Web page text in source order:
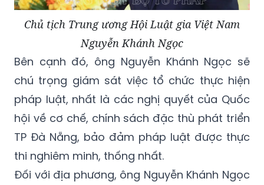
Chủ tịch Trung ương Hội Luật gia Việt Nam
Nguyễn Khánh Ngọc
Bên cạnh đó, ông Nguyễn Khánh Ngọc sẽ
chú trọng giám sát việc tổ chức thực hiện
pháp luật, nhất là các nghị quyết của Quốc
hội về cơ chế, chính sách đặc thù phát triển
TP Đà Nẵng, bảo đảm pháp luật được thực
thi nghiêm minh, thống nhất.
Đối với địa phương, ông Nguyễn Khánh Ngọc